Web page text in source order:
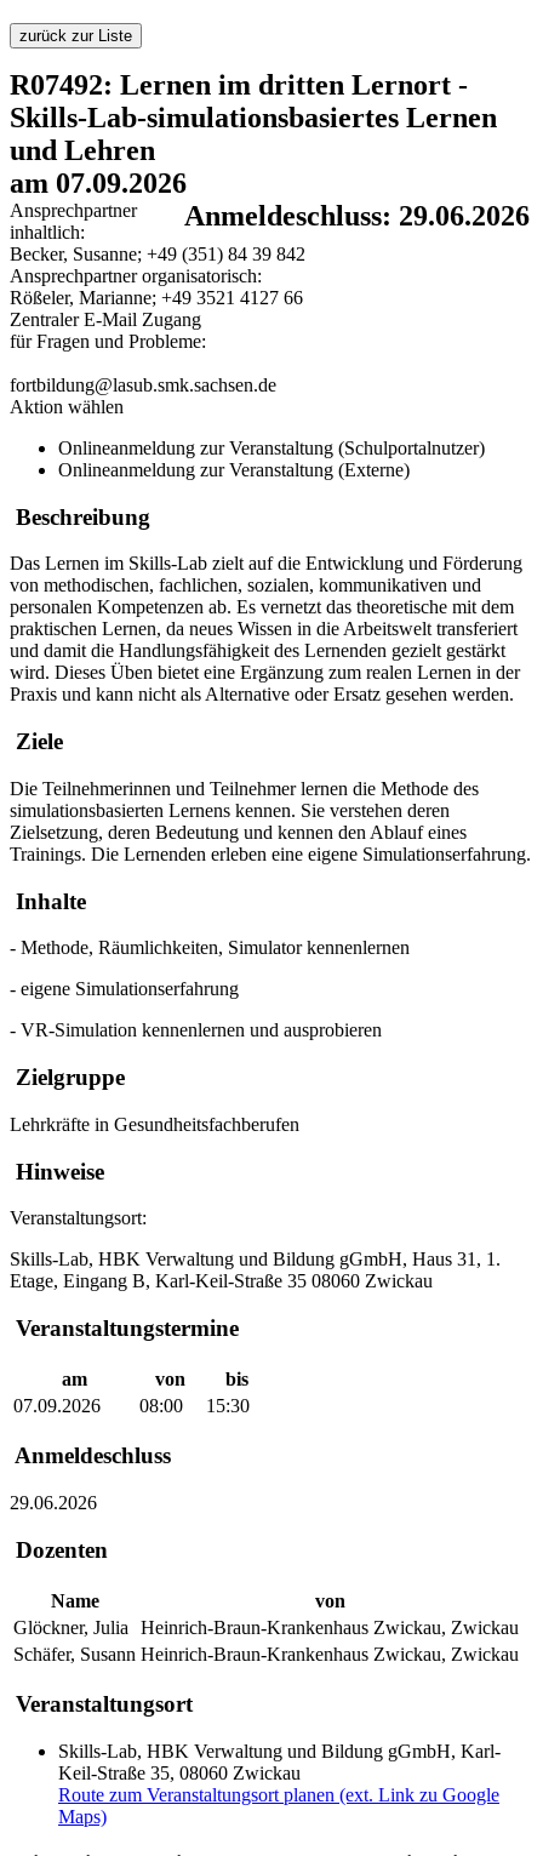
zurück zur Liste
R07492: Lernen im dritten Lernort -
Skills-Lab-simulationsbasiertes Lernen
und Lehren
am 07.09.2026
Anmeldeschluss: 29.06.2026
Ansprechpartner
inhaltlich:
Becker, Susanne; +49 (351) 84 39 842
Ansprechpartner organisatorisch:
Rößeler, Marianne; +49 3521 4127 66
Zentraler E-Mail Zugang
für Fragen und Probleme:
fortbildung@lasub.smk.sachsen.de
Aktion wählen
Onlineanmeldung zur Veranstaltung (Schulportalnutzer)
Onlineanmeldung zur Veranstaltung (Externe)
Beschreibung
Das Lernen im Skills-Lab zielt auf die Entwicklung und Förderung
von methodischen, fachlichen, sozialen, kommunikativen und
personalen Kompetenzen ab. Es vernetzt das theoretische mit dem
praktischen Lernen, da neues Wissen in die Arbeitswelt transferiert
und damit die Handlungsfähigkeit des Lernenden gezielt gestärkt
wird. Dieses Üben bietet eine Ergänzung zum realen Lernen in der
Praxis und kann nicht als Alternative oder Ersatz gesehen werden.
Ziele
Die Teilnehmerinnen und Teilnehmer lernen die Methode des
simulationsbasierten Lernens kennen. Sie verstehen deren
Zielsetzung, deren Bedeutung und kennen den Ablauf eines
Trainings. Die Lernenden erleben eine eigene Simulationserfahrung.
Inhalte
- Methode, Räumlichkeiten, Simulator kennenlernen
- eigene Simulationserfahrung
- VR-Simulation kennenlernen und ausprobieren
Zielgruppe
Lehrkräfte in Gesundheitsfachberufen
Hinweise
Veranstaltungsort:
Skills-Lab, HBK Verwaltung und Bildung gGmbH, Haus 31, 1.
Etage, Eingang B, Karl-Keil-Straße 35 08060 Zwickau
Veranstaltungstermine
am von
bis
07.09.2026
08:00 15:30
Anmeldeschluss
29.06.2026
Dozenten
Name
von
Glöckner, Julia
Heinrich-Braun-Krankenhaus Zwickau, Zwickau
Schäfer, Susann Heinrich-Braun-Krankenhaus Zwickau, Zwickau
Veranstaltungsort
Skills-Lab, HBK Verwaltung und Bildung gGmbH, Karl-
Keil-Straße 35, 08060 Zwickau
Route zum Veranstaltungsort planen (ext. Link zu Google
Maps)